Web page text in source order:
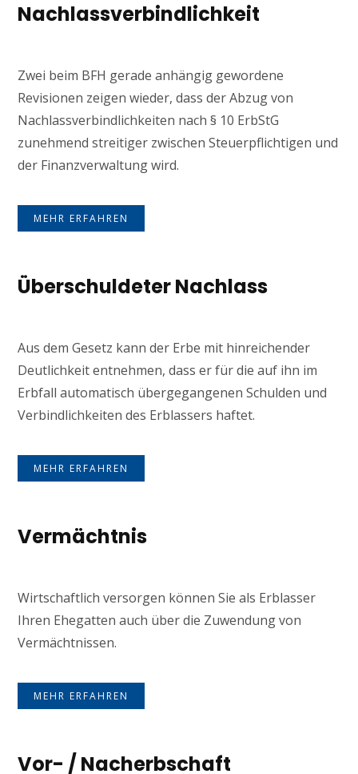
Nachlassverbindlichkeit
Zwei beim BFH gerade anhängig gewordene
Revisionen zeigen wieder, dass der Abzug von
Nachlassverbindlichkeiten nach § 10 ErbStG
zunehmend streitiger zwischen Steuerpflichtigen und
der Finanzverwaltung wird.
MEHR ERFAHREN
Überschuldeter Nachlass
Aus dem Gesetz kann der Erbe mit hinreichender
Deutlichkeit entnehmen, dass er für die auf ihn im
Erbfall automatisch übergegangenen Schulden und
Verbindlichkeiten des Erblassers haftet.
MEHR ERFAHREN
Vermächtnis
Wirtschaftlich versorgen können Sie als Erblasser
Ihren Ehegatten auch über die Zuwendung von
Vermächtnissen.
MEHR ERFAHREN
Vor- / Nacherbschaft